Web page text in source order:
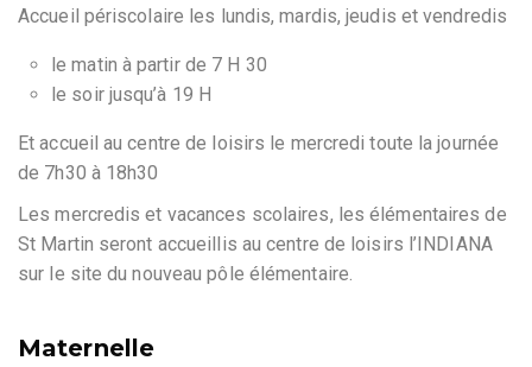
Accueil périscolaire les lundis, mardis, jeudis et vendredis
le matin à partir de 7 H 30
le soir jusqu’à 19 H
Et accueil au centre de loisirs le mercredi toute la journée
de 7h30 à 18h30
Les mercredis et vacances scolaires, les élémentaires de
St Martin seront accueillis au centre de loisirs l’INDIANA
sur le site du nouveau pôle élémentaire.
Maternelle